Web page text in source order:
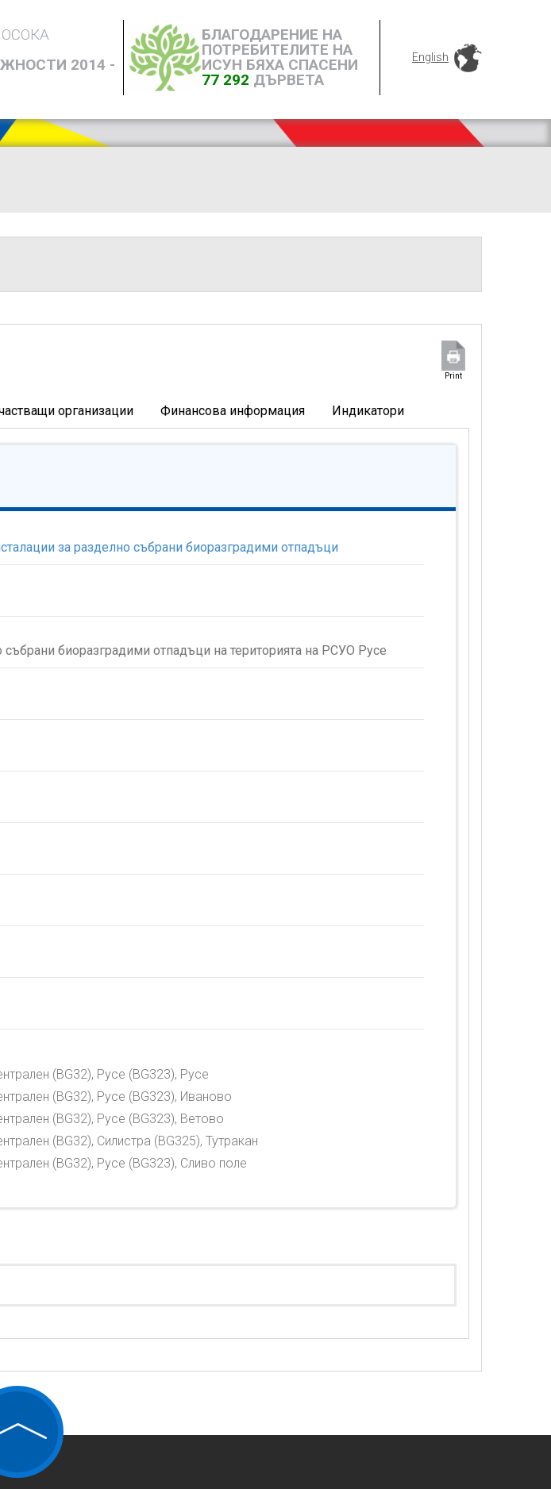
2014 -
БЛАГОДАРЕНИЕ НА
ПОТРЕБИТЕЛИТЕ НА
ИСУН БЯХА СПАСЕНИ
77 292 ДЪРВЕТА
English
Print
организации Финансова информация Индикатори
за разделно събрани биоразградими отпадъци
биоразградими отпадъци на територията на РСУО Русе
(BG32), Русе (BG323), Русе
(BG32), Русе (BG323), Иваново
(BG32), Русе (BG323), Ветово
(BG32), Силистра (BG325), Тутракан
(BG32), Русе (BG323), Сливо поле